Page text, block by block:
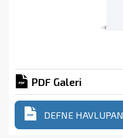
PDF Galeri
DEFNE HAVLUPAN